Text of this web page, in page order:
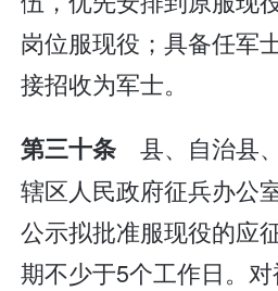
岗位服现役；具备任军
接招收为军士。
第三十条 县、自治县
辖区人民政府征兵办公
公示拟批准服现役的应
期不少于5个工作日。